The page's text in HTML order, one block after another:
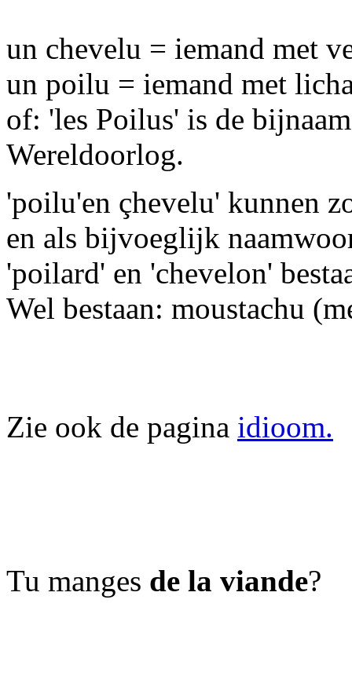
un chevelu = iemand met
un poilu = iemand met
of: 'les Poilus' is de
Wereldoorlog.
'poilu'en çhevelu' kunnen
en als bijvoeglijk
'poilard' en 'chevelon'
Wel bestaan: moustachu
Zie ook de pagina idioom.
Tu manges de la viande?